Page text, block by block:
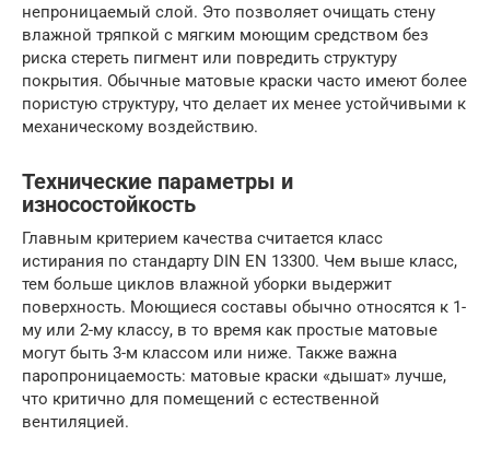
непроницаемый слой. Это позволяет очищать стену
влажной тряпкой с мягким моющим средством без
риска стереть пигмент или повредить структуру
покрытия. Обычные матовые краски часто имеют более
пористую структуру, что делает их менее устойчивыми к
механическому воздействию.
Технические параметры и
износостойкость
Главным критерием качества считается класс
истирания по стандарту DIN EN 13300. Чем выше класс,
тем больше циклов влажной уборки выдержит
поверхность. Моющиеся составы обычно относятся к 1-
му или 2-му классу, в то время как простые матовые
могут быть 3-м классом или ниже. Также важна
паропроницаемость: матовые краски «дышат» лучше,
что критично для помещений с естественной
вентиляцией.